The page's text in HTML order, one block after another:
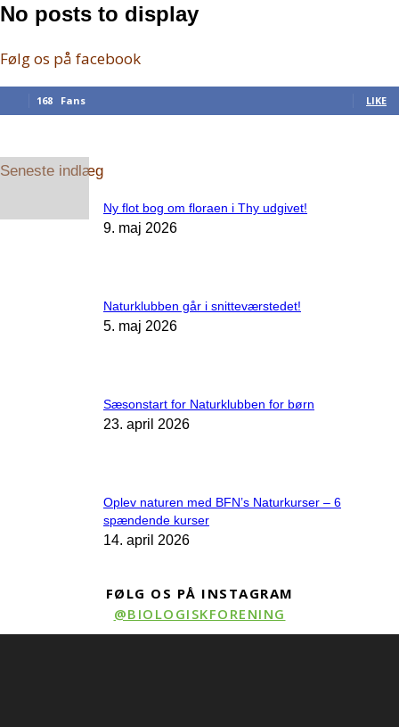
No posts to display
Følg os på facebook
168 Fans LIKE
Seneste indlæg
Ny flot bog om floraen i Thy udgivet!
9. maj 2026
Naturklubben går i snitteværstedet!
5. maj 2026
Sæsonstart for Naturklubben for børn
23. april 2026
Oplev naturen med BFN’s Naturkurser – 6
spændende kurser
14. april 2026
FØLG OS PÅ INSTAGRAM
@BIOLOGISKFORENING